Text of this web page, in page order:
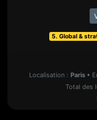
5. Global &
Localisation : Paris •
Total des